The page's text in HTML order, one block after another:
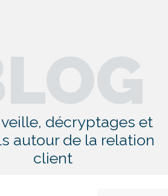
décryptages et
autour de la relation
client